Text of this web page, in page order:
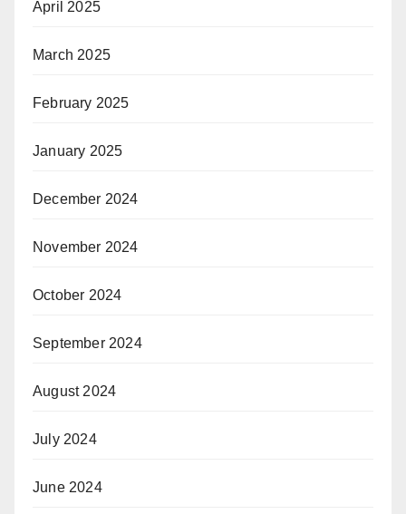
April 2025
March 2025
February 2025
January 2025
December 2024
November 2024
October 2024
September 2024
August 2024
July 2024
June 2024